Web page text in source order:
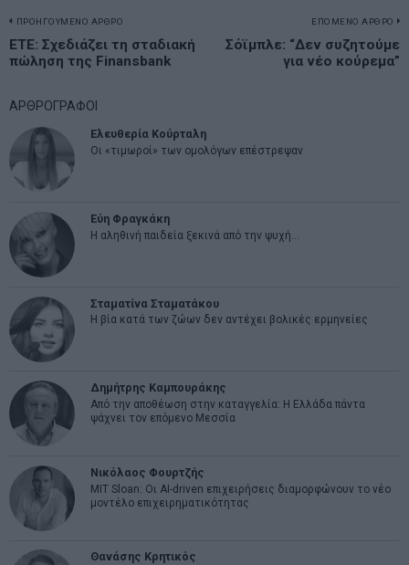
Πλοήγηση
άρθρων
ΠΡΟΗΓΟΥΜΕΝΟ ΑΡΘΡΟ
Previous
post:
ΕΤΕ: Σχεδιάζει τη σταδιακή
πώληση της Finansbank
ΕΠΟΜΕΝΟ ΑΡΘΡΟ
Σόϊμπλε: “Δεν συζητούμε
για νέο κούρεμα”
ΑΡΘΡΟΓΡΑΦΟΙ
Ελευθερία Κούρταλη
Οι «τιμωροί» των ομολόγων επέστρεψαν
Εύη Φραγκάκη
Η αληθινή παιδεία ξεκινά από την ψυχή…
Σταματίνα Σταματάκου
Η βία κατά των ζώων δεν αντέχει βολικές ερμηνείες
Δημήτρης Καμπουράκης
Από την αποθέωση στην καταγγελία: Η Ελλάδα πάντα
ψάχνει τον επόμενο Μεσσία
Νικόλαος Φουρτζής
MIT Sloan: Οι AI-driven επιχειρήσεις διαμορφώνουν το νέο
μοντέλο επιχειρηματικότητας
Θανάσης Κρητικός